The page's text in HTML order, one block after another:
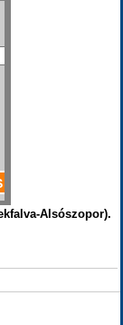
Alsószopor).